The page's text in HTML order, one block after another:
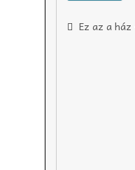
Ez az a ház